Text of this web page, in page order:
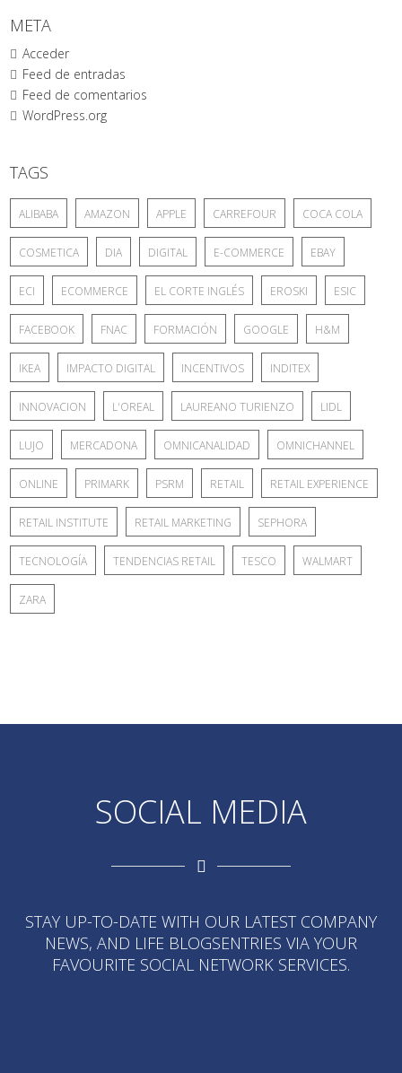
META
Acceder
Feed de entradas
Feed de comentarios
WordPress.org
TAGS
ALIBABA AMAZON APPLE CARREFOUR COCA COLA
COSMETICA DIA DIGITAL E-COMMERCE EBAY
ECI ECOMMERCE EL CORTE INGLÉS EROSKI ESIC
FACEBOOK FNAC FORMACIÓN GOOGLE H&M
IKEA IMPACTO DIGITAL INCENTIVOS INDITEX
INNOVACION L'OREAL LAUREANO TURIENZO LIDL
LUJO MERCADONA OMNICANALIDAD OMNICHANNEL
ONLINE PRIMARK PSRM RETAIL RETAIL EXPERIENCE
RETAIL INSTITUTE RETAIL MARKETING SEPHORA
TECNOLOGÍA TENDENCIAS RETAIL TESCO WALMART
ZARA
SOCIAL MEDIA
STAY UP-TO-DATE WITH OUR LATEST COMPANY
NEWS, AND LIFE BLOGSENTRIES VIA YOUR
FAVOURITE SOCIAL NETWORK SERVICES.